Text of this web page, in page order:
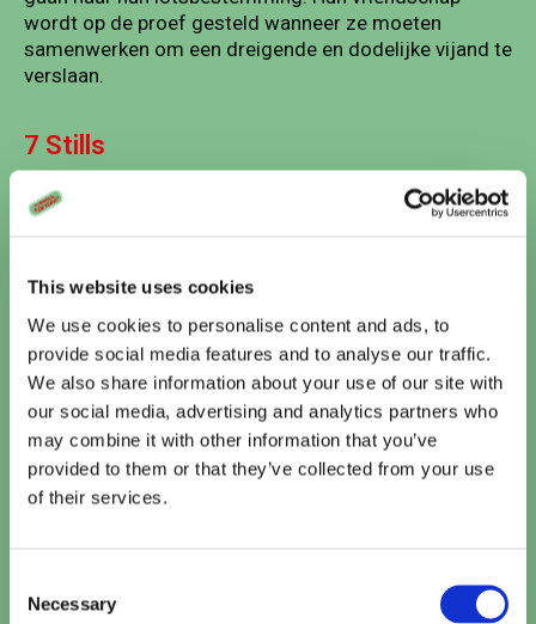
This website uses cookies
We use cookies to personalise content and ads, to
provide social media features and to analyse our traffic.
We also share information about your use of our site with
our social media, advertising and analytics partners who
may combine it with other information that you’ve
provided to them or that they’ve collected from your use
of their services.
Selection
Necessary
wordt op de proef gesteld wanneer ze moeten
samenwerken om een dreigende en dodelijke vijand te
verslaan.
7 Stills
Vandaag
Te zien bij Cinema De Vlugt